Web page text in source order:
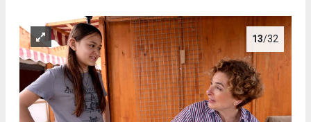
13/32